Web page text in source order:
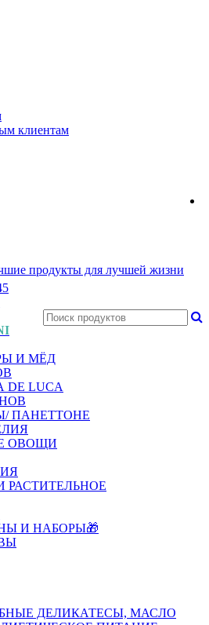
клиентам
продукты для лучшей жизни
И МЁД
LUCA
ПАНЕТТОНЕ
ОВОЩИ
И НАБОРЫ🎁
ДЕЛИКАТЕСЫ, МАСЛО